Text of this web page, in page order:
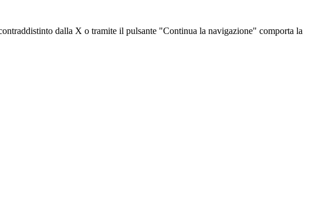
dalla X o tramite il pulsante "Continua la navigazione" comporta la